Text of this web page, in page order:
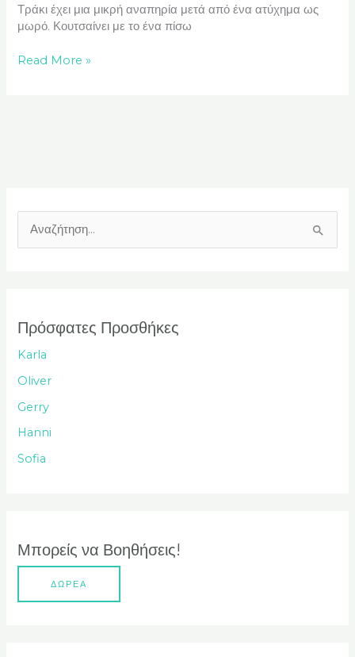
Τράκι έχει μια μικρή αναπηρία μετά από ένα ατύχημα ως
μωρό. Κουτσαίνει με το ένα πίσω
Read More »
ή
τ
γ
ι
Πρόσφατες Προσθήκες
Karla
Oliver
Gerry
Hanni
Sofia
Μπορείς να Βοηθήσεις!
ΔΩΡΕΑ